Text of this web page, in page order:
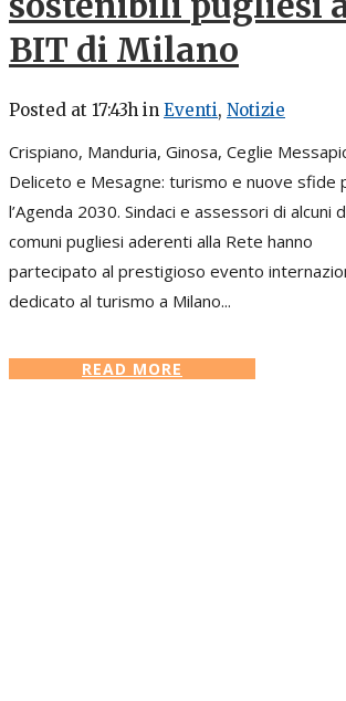
BIT di Milano
Posted at 17:43h in Eventi, Notizie
Crispiano, Manduria, Ginosa, Ceglie
Deliceto e Mesagne: turismo e nuove sfide
l’Agenda 2030. Sindaci e assessori di alcuni
comuni pugliesi aderenti alla Rete hanno
partecipato al prestigioso evento
dedicato al turismo a Milano...
READ MORE